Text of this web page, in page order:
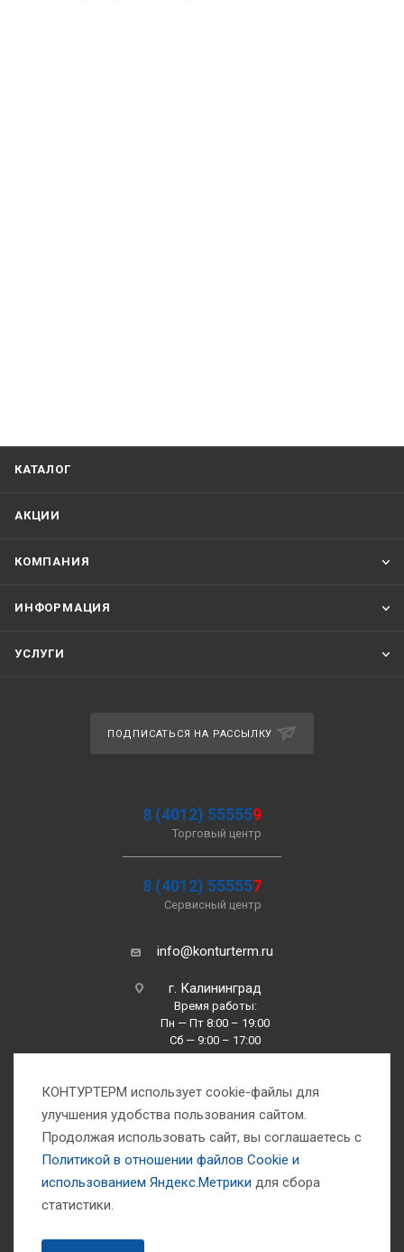
КАТАЛОГ
АКЦИИ
КОМПАНИЯ
ИНФОРМАЦИЯ
УСЛУГИ
ПОДПИСАТЬСЯ НА РАССЫЛКУ
8 (4012) 555559
Торговый центр
8 (4012) 555557
Сервисный центр
info@konturterm.ru
г. Калининград
Время работы:
Пн — Пт 8:00 – 19:00
Сб — 9:00 – 17:00
Вс —10:00 – 16:00
1993-2026 © Компания «Контуртерм» — инженерно-торговый центр
КОНТУРТЕРМ использует cookie-файлы для
улучшения удобства пользования сайтом.
Продолжая использовать сайт, вы соглашаетесь с
Политикой в отношении файлов Сookie и
использованием Яндекс.Метрики для сбора
статистики.